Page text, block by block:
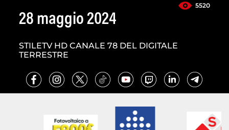
5520
28 maggio 2024
STILETV HD CANALE 78 DEL DIGITALE
TERRESTRE